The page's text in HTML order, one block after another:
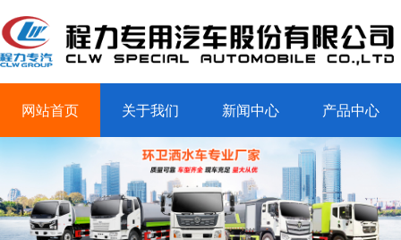
网站首页 关于我们 新闻中心 产品中心
客户案例 联系我们